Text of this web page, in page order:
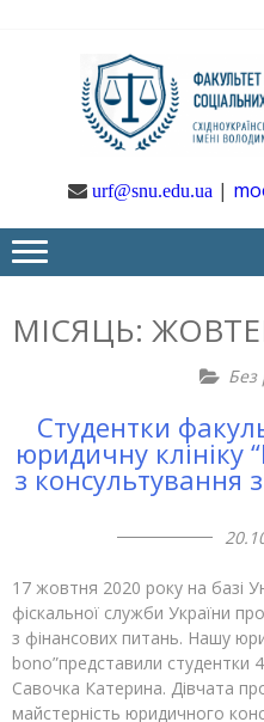
navigation
urf@snu.edu.ua |
МІСЯЦЬ:
Без
Студентки
юридичну клініку
з консультування
17 жовтня 2020 року на базі
фіскальної служби України
з фінансових питань. Нашу
bono”представили студентки
Савочка Катерина. Дівчата
майстерність юридичного